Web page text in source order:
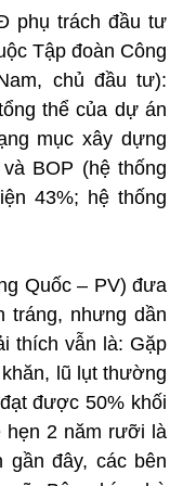
phụ trách đầu tư
Tập đoàn Công
chủ đầu tư):
thể của dự án
mục xây dựng
BOP (hệ thống
43%; hệ thống
Quốc – PV) đưa
tráng, nhưng dần
thích vẫn là: Gặp
lũ lụt thường
được 50% khối
hẹn 2 năm rưỡi là
gần đây, các bên